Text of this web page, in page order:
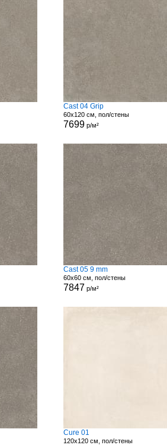
Cast 04 Grip
60x120 см, пол/стены
7699р/м²
Cast 05 9 mm
60x60 см, пол/стены
7847 р/м²
Cure 01
120x120 см, пол/стены